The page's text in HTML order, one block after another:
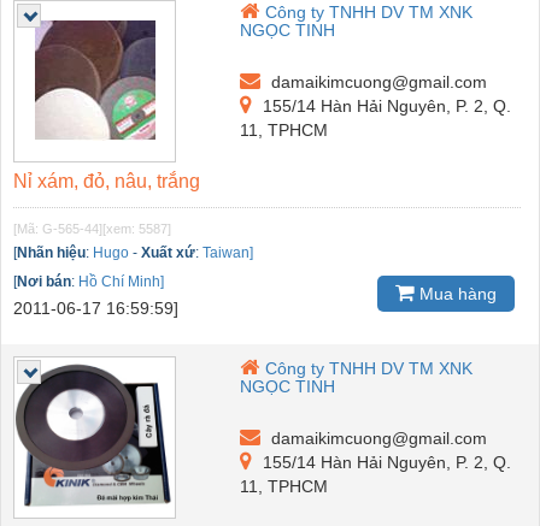
Công ty TNHH DV TM XNK
NGỌC TINH
damaikimcuong@gmail.com
155/14 Hàn Hải Nguyên, P. 2, Q.
11, TPHCM
Nỉ xám, đỏ, nâu, trắng
[Mã: G-565-44][xem: 5587]
[Nhãn hiệu: Hugo - Xuất xứ: Taiwan]
[Nơi bán: Hồ Chí Minh]
2011-06-17 16:59:59]
Mua hàng
Công ty TNHH DV TM XNK
NGỌC TINH
damaikimcuong@gmail.com
155/14 Hàn Hải Nguyên, P. 2, Q.
11, TPHCM